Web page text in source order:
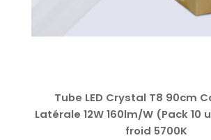
Tube LED Crystal T8 90cm
Latérale 12W 160lm/W (Pack 10
froid 5700K